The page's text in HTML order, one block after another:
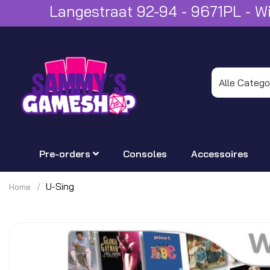
Langestraat 92-94 - 9671PL -
Pre-orders Consoles Accessoires
Home U-Sing